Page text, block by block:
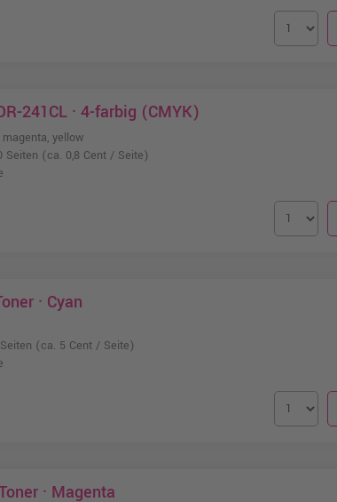
241CL · 4-farbig (CMYK)
yellow
Seiten (ca. 0,8 Cent / Seite)
· Cyan
(ca. 5 Cent / Seite)
· Magenta